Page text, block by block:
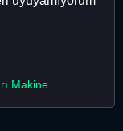
Makine